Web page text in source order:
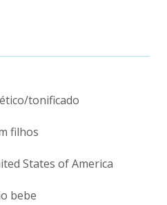
tonificado
filhos
States of America
bebe